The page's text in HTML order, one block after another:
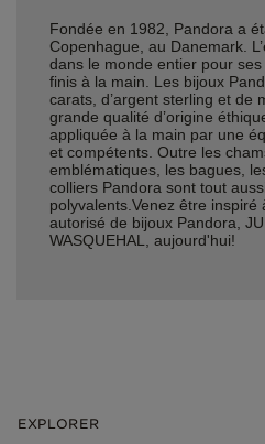
Fondée en 1982, Pandora a
Copenhague, au Danemark.
dans le monde entier pour
finis à la main. Les bijoux
carats, d’argent sterling et de
grande qualité d’origine
appliquée à la main par une
et compétents. Outre les
emblématiques, les bagues,
colliers Pandora sont tout
polyvalents.Venez être inspiré
autorisé de bijoux Pandora,
WASQUEHAL, aujourd'hui!
EXPLORER